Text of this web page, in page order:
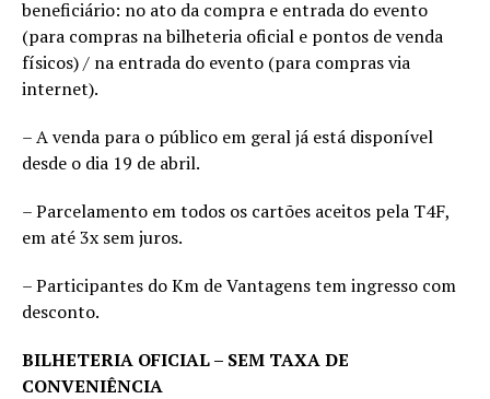
beneficiário: no ato da compra e entrada do evento
(para compras na bilheteria oficial e pontos de venda
físicos) / na entrada do evento (para compras via
internet).
– A venda para o público em geral já está disponível
desde o dia 19 de abril.
– Parcelamento em todos os cartões aceitos pela T4F,
em até 3x sem juros.
– Participantes do Km de Vantagens tem ingresso com
desconto.
BILHETERIA OFICIAL – SEM TAXA DE
CONVENIÊNCIA